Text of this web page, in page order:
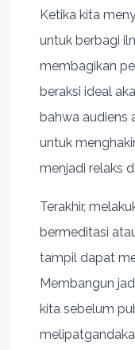
Ketika kita
untuk berbagi
membagikan
beraksi ideal
bahwa audiens
untuk
menjadi relaks
Terakhir,
bermeditasi
tampil dapat
Membangun
kita sebelum